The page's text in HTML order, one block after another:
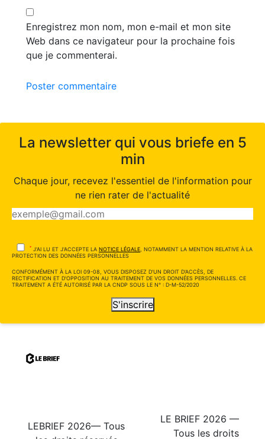
Enregistrez mon nom, mon e-mail et mon site
Web dans ce navigateur pour la prochaine fois
que je commenterai.
Poster commentaire
La newsletter qui vous briefe en 5
min
Chaque jour, recevez l'essentiel de l'information pour
ne rien rater de l'actualité
* J'AI LU ET J'ACCEPTE LA NOTICE LÉGALE , NOTAMMENT LA MENTION RELATIVE À LA
PROTECTION DES DONNÉES PERSONNELLES
CONFORMÉMENT À LA LOI 09-08, VOUS DISPOSEZ D'UN DROIT D'ACCÈS, DE
RECTIFICATION ET D'OPPOSITION AU TRAITEMENT DE VOS DONNÉES PERSONNELLES. CE
TRAITEMENT A ÉTÉ AUTORISÉ PAR LA CNDP SOUS LE N° : D-M-52/2020
S'inscrire
LEBRIEF 2026— Tous
LE BRIEF 2026 —
Tous les droits